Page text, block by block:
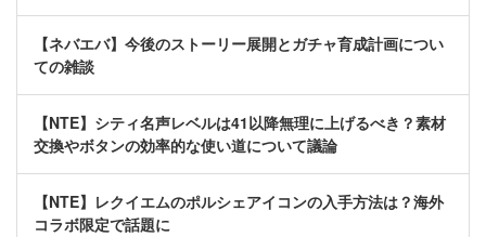
【ネバエバ】今後のストーリー展開とガチャ育成計画につい
ての雑談
【NTE】シティ名声レベルは41以降無理に上げるべき？素材
交換やボタンの効率的な使い道について議論
【NTE】レクイエムのポルシェアイコンの入手方法は？海外
コラボ限定で話題に